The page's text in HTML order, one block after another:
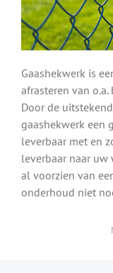
Gaashekwerk is
afrasteren van
Door de
gaashekwerk een
leverbaar met en
leverbaar naar uw
al voorzien van
onderhoud niet